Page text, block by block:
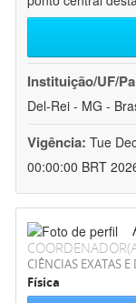
Instituição/UF/
Del-Rei - MG -
Vigência: Tue
00:00:00 BRT
CIÊNCIAS EXATAS E
Física